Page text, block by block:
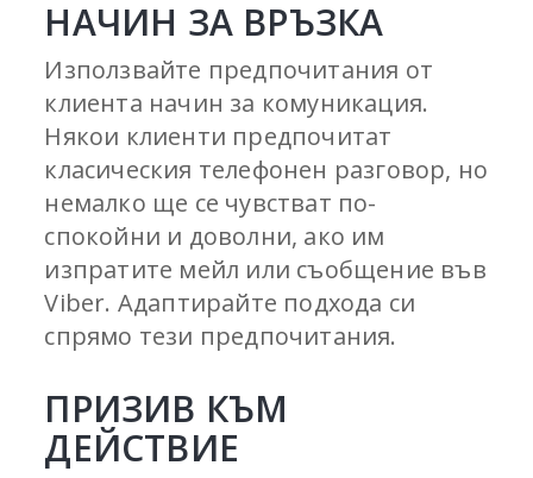
НАЧИН ЗА ВРЪЗКА
Използвайте предпочитания от
клиента начин за комуникация.
Някои клиенти предпочитат
класическия телефонен разговор, но
немалко ще се чувстват по-
спокойни и доволни, ако им
изпратите мейл или съобщение във
Viber. Адаптирайте подхода си
спрямо тези предпочитания.
ПРИЗИВ КЪМ
ДЕЙСТВИЕ